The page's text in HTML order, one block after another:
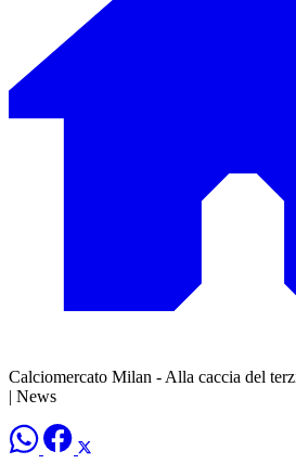
Calciomercato Milan - Alla caccia del
| News